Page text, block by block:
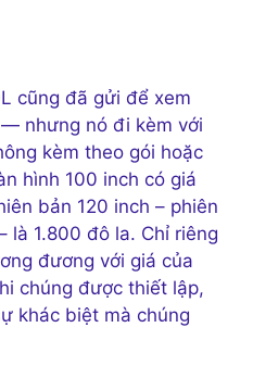
cũng đã gửi để xem
nhưng nó đi kèm với
kèm theo gói hoặc
hình 100 inch có giá
bản 120 inch – phiên
là 1.800 đô la. Chỉ riêng
đương với giá của
chúng được thiết lập,
khác biệt mà chúng